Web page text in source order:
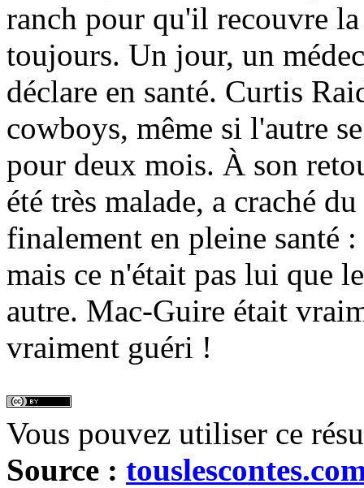
ranch pour qu'il recouvre
toujours. Un jour, un
déclare en santé. Curtis
cowboys, même si l'autre
pour deux mois. À son
été très malade, a craché
finalement en pleine santé
mais ce n'était pas lui que
autre. Mac-Guire était
vraiment guéri !
Vous pouvez utiliser ce
Source :